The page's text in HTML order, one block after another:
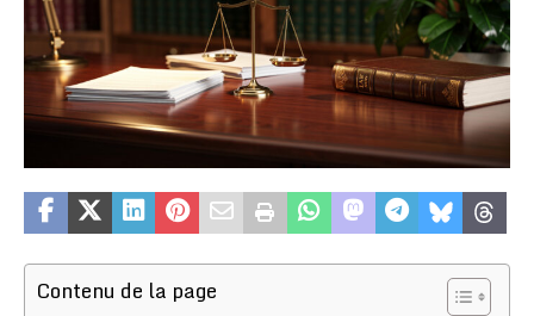
Contenu de la page